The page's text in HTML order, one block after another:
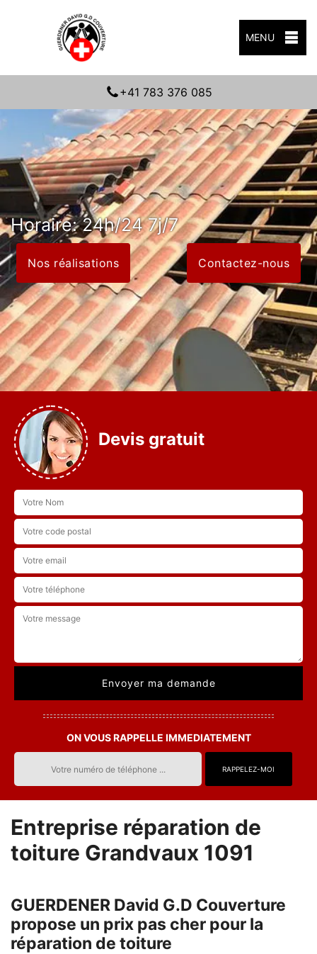
MENU
+41 783 376 085
Horaire: 24h/24 7j/7
Nos réalisations Contactez-nous
Devis gratuit
ON VOUS RAPPELLE IMMEDIATEMENT
Entreprise réparation de
toiture Grandvaux 1091
GUERDENER David G.D Couverture
propose un prix pas cher pour la
réparation de toiture